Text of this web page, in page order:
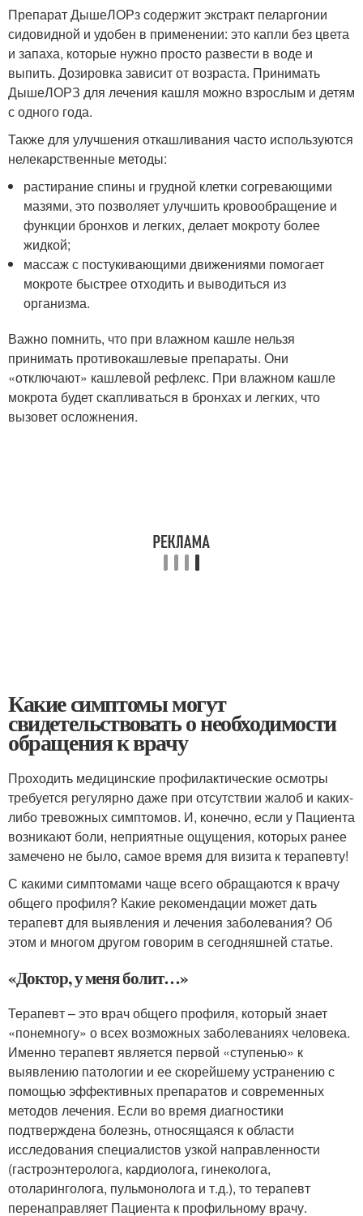
Препарат ДышеЛОРз содержит экстракт пеларгонии
сидовидной и удобен в применении: это капли без цвета
и запаха, которые нужно просто развести в воде и
выпить. Дозировка зависит от возраста. Принимать
ДышеЛОРЗ для лечения кашля можно взрослым и детям
с одного года.
Также для улучшения откашливания часто используются
нелекарственные методы:
растирание спины и грудной клетки согревающими
мазями, это позволяет улучшить кровообращение и
функции бронхов и легких, делает мокроту более
жидкой;
массаж с постукивающими движениями помогает
мокроте быстрее отходить и выводиться из
организма.
Важно помнить, что при влажном кашле нельзя
принимать противокашлевые препараты. Они
«отключают» кашлевой рефлекс. При влажном кашле
мокрота будет скапливаться в бронхах и легких, что
вызовет осложнения.
Какие симптомы могут
свидетельствовать о необходимости
обращения к врачу
Проходить медицинские профилактические осмотры
требуется регулярно даже при отсутствии жалоб и каких-
либо тревожных симптомов. И, конечно, если у Пациента
возникают боли, неприятные ощущения, которых ранее
замечено не было, самое время для визита к терапевту!
С какими симптомами чаще всего обращаются к врачу
общего профиля? Какие рекомендации может дать
терапевт для выявления и лечения заболевания? Об
этом и многом другом говорим в сегодняшней статье.
«Доктор, у меня болит…»
Терапевт – это врач общего профиля, который знает
«понемногу» о всех возможных заболеваниях человека.
Именно терапевт является первой «ступенью» к
выявлению патологии и ее скорейшему устранению с
помощью эффективных препаратов и современных
методов лечения. Если во время диагностики
подтверждена болезнь, относящаяся к области
исследования специалистов узкой направленности
(гастроэнтеролога, кардиолога, гинеколога,
отоларинголога, пульмонолога и т.д.), то терапевт
перенаправляет Пациента к профильному врачу.